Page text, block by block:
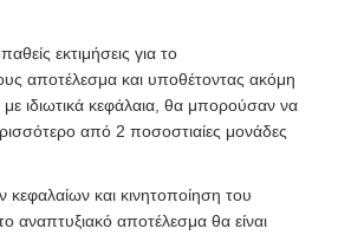
εκτιμήσεις για το
αποτέλεσμα και υποθέτοντας ακόμη
με ιδιωτικά κεφάλαια, θα μπορούσαν να
από 2 ποσοστιαίες μονάδες
κεφαλαίων και κινητοποίηση του
αναπτυξιακό αποτέλεσμα θα είναι